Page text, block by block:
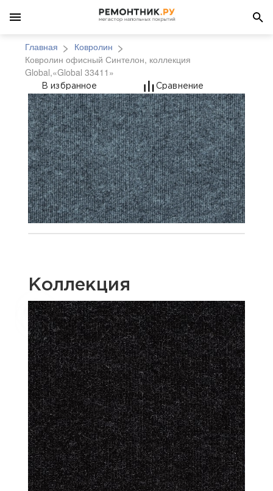
Главная
Ковролин
Ковролин офисный Синтелон, коллекция
Global,«Global 33411»
Ковролин офисный
В избранное Сравнение
Коллекция